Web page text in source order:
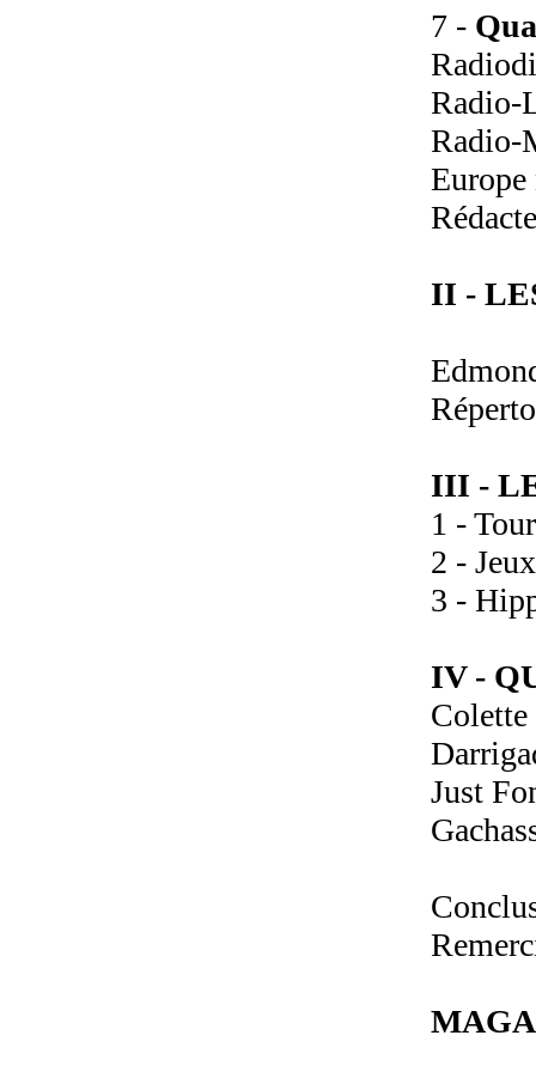
7 -
Radio-
Radio-
Europe
II -
III -
1 -
2 -
3 -
IV -
Just